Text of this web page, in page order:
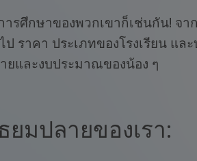
ศึกษาของพวกเขาก็เช่นกัน! จาก
ราคา ประเภทของโรงเรียน แล
ยและงบประมาณของน้อง ๆ
มปลายของเรา: